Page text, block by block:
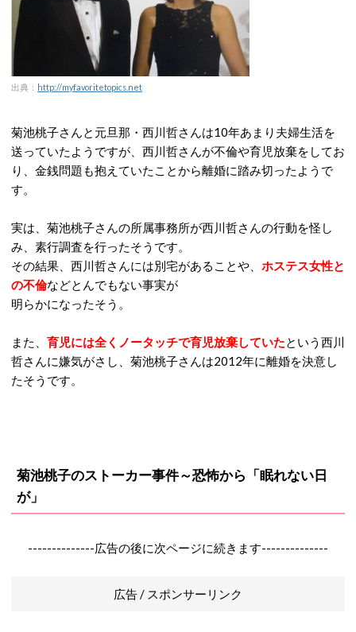
出典： http://myfavoritetopics.net
菊池桃子さんと元旦那・西川哲さんは10年あまり夫婦生活を
送っていたようですが、西川哲さんが不倫や育児放棄をしてお
り、金銭問題も抱えていたことから離婚に踏み切ったようで
す。
実は、菊池桃子さんの所属事務所が西川哲さんの行動を怪し
み、素行調査を行ったそうです。
その結果、西川哲さんには別宅があることや、 ホステス女性と
の不倫などとんでもない事実が
明らかになったそう。
また、 育児には全くノータッチで育児放棄していたという西川
哲さんに嫌気がさし、菊池桃子さんは2012年に離婚を決意し
たそうです。
菊池桃子のストーカー事件～恐怖から「眠れない日
が」
--------------広告の後に次ページに続きます--------------
広告 / スポンサーリンク